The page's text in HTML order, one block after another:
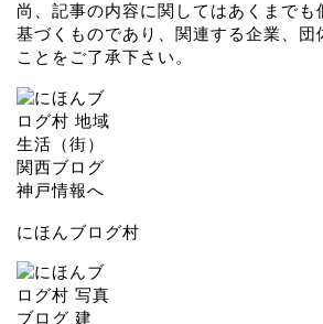
尚、記事の内容に関してはあくまでも
基づくものであり、関連する企業、団
ことをご了承下さい。
にほんブログ村